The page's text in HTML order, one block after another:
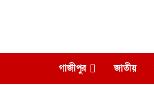
গাজীপুর জাতীয়